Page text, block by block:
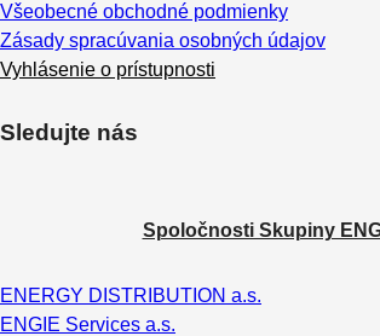
Všeobecné obchodné podmienky
Zásady spracúvania osobných údajov
Vyhlásenie o prístupnosti
Sledujte nás
Spoločnosti Skupiny
ENERGY DISTRIBUTION a.s.
ENGIE Services a.s.